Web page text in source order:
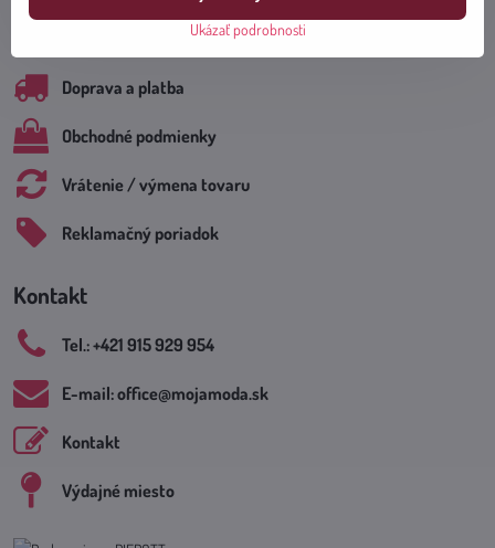
Doprava a platba
Obchodné podmienky
Vrátenie / výmena tovaru
Reklamačný poriadok
Kontakt
Tel​.: +421 915 929 954
E-mail: office​@mojamoda​.sk
Kontakt
Výdajné miesto
Ukázať podrobnosti